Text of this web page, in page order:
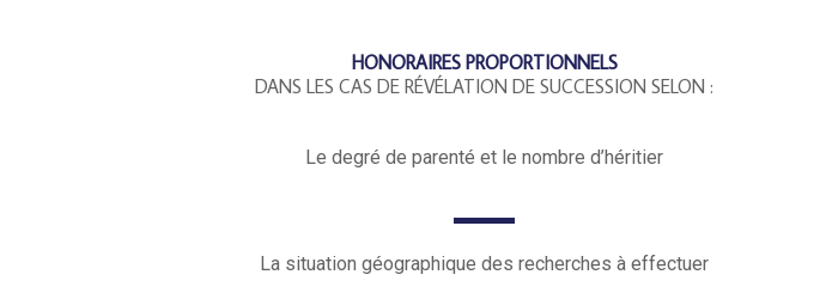
HONORAIRES PROPORTIONNELS
DANS LES CAS DE RÉVÉLATION DE SUCCESSION SELON :
Le degré de parenté et le nombre d’héritier
La situation géographique des recherches à effectuer